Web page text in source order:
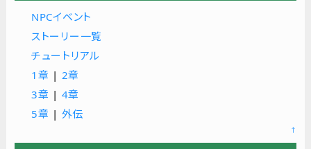
NPCイベント
ストーリー一覧
チュートリアル
1章 | 2章
3章 | 4章
5章 | 外伝
↑